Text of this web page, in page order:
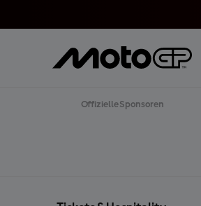
Offizielle Sponsoren